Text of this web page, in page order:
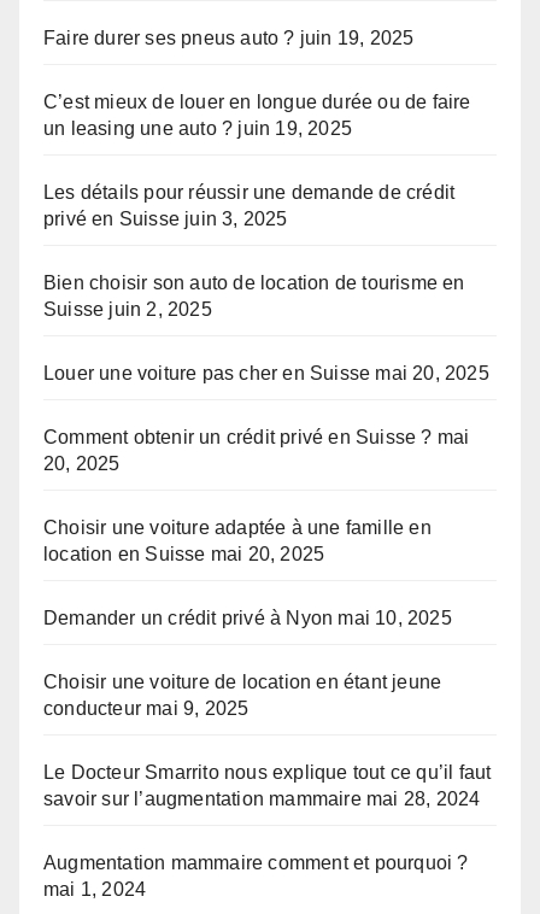
Faire durer ses pneus auto ? juin 19, 2025
C’est mieux de louer en longue durée ou de faire
un leasing une auto ? juin 19, 2025
Les détails pour réussir une demande de crédit
privé en Suisse juin 3, 2025
Bien choisir son auto de location de tourisme en
Suisse juin 2, 2025
Louer une voiture pas cher en Suisse mai 20, 2025
Comment obtenir un crédit privé en Suisse ? mai
20, 2025
Choisir une voiture adaptée à une famille en
location en Suisse mai 20, 2025
Demander un crédit privé à Nyon mai 10, 2025
Choisir une voiture de location en étant jeune
conducteur mai 9, 2025
Le Docteur Smarrito nous explique tout ce qu’il faut
savoir sur l’augmentation mammaire mai 28, 2024
Augmentation mammaire comment et pourquoi ?
mai 1, 2024